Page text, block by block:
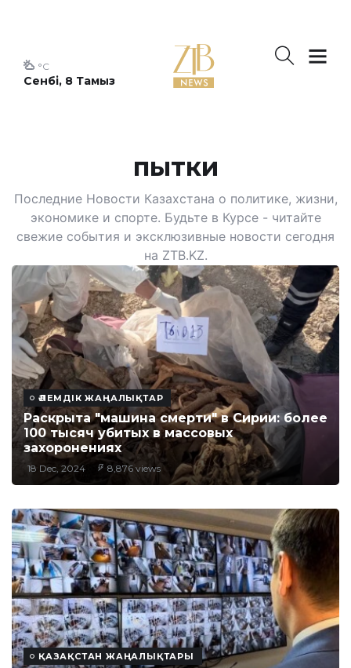
Сенбі, 8 Тамыз
°C
пытки
Последние Новости Казахстана о политике, жизни,
экономике и спорте. Будьте в Курсе - читайте
свежие события и эксклюзивные новости сегодня
на ZTB.KZ.
ӘЛЕМДІК ЖАҢАЛЫҚТАР
Раскрыта "машина смерти" в Сирии: более
100 тысяч убитых в массовых
захоронениях
18 Dec, 2024 8,876 views
ҚАЗАҚСТАН ЖАҢАЛЫҚТАРЫ